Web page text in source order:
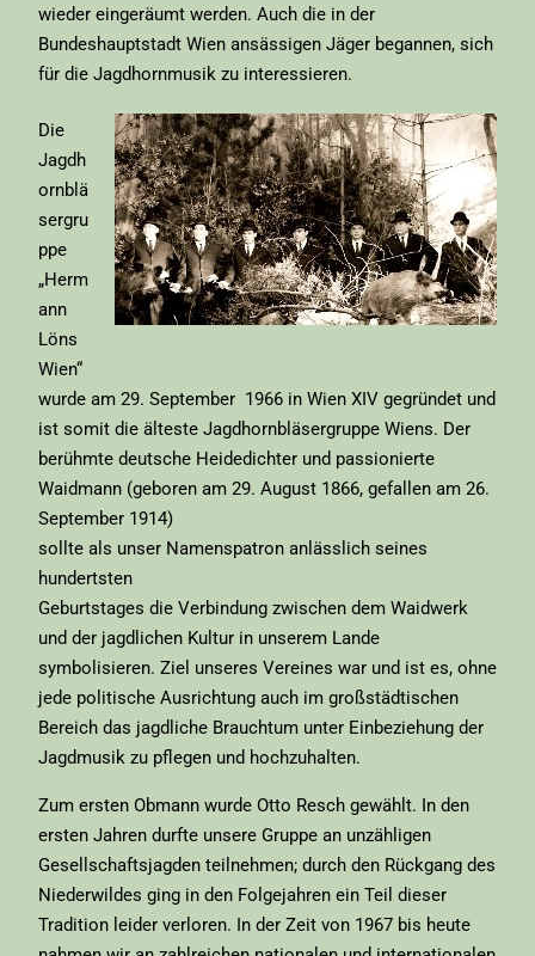
wieder eingeräumt werden. Auch die in der
Bundeshauptstadt Wien ansässigen Jäger begannen, sich
für die Jagdhornmusik zu interessieren.
Die
Jagdh
ornblä
sergru
ppe
„Herm
ann
Löns
Wien“
wurde am 29. September 1966 in Wien XIV gegründet und
ist somit die älteste Jagdhornbläsergruppe Wiens. Der
berühmte deutsche Heidedichter und passionierte
Waidmann (geboren am 29. August 1866, gefallen am 26.
September 1914)
sollte als unser Namenspatron anlässlich seines
hundertsten
Geburtstages die Verbindung zwischen dem Waidwerk
und der jagdlichen Kultur in unserem Lande
symbolisieren. Ziel unseres Vereines war und ist es, ohne
jede politische Ausrichtung auch im großstädtischen
Bereich das jagdliche Brauchtum unter Einbeziehung der
Jagdmusik zu pflegen und hochzuhalten.
Zum ersten Obmann wurde Otto Resch gewählt. In den
ersten Jahren durfte unsere Gruppe an unzähligen
Gesellschaftsjagden teilnehmen; durch den Rückgang des
Niederwildes ging in den Folgejahren ein Teil dieser
Tradition leider verloren. In der Zeit von 1967 bis heute